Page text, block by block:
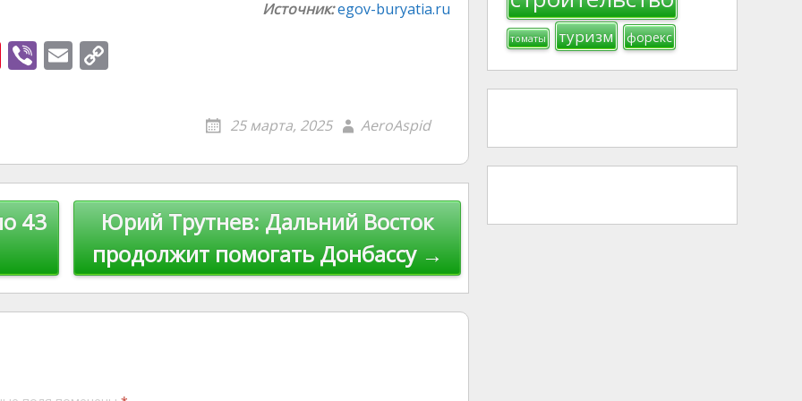
Источник:egov-buryatia.ru
Pi
nt
st
Vi
b
E
m
Li
n
k
25 марта, 2025 AeroAspid
Юрий Трутнев: Дальний Восток
продолжит помогать Донбассу →
43
томаты туризм форекс